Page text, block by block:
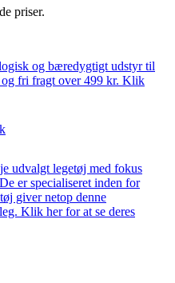
priser.
og bæredygtigt udstyr til
fri fragt over 499 kr. Klik
udvalgt legetøj med fokus
er specialiseret inden for
giver netop denne
Klik her for at se deres